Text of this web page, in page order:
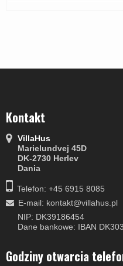
Kontakt
VillaHus
Marielundvej 45D
DK-2730 Herlev
Dania
Telefon: +45 6915 8085
E-mail: kontakt@villahus.pl
NIP: DK39186454
Dane bankowe: IBAN
Godziny otwarcia